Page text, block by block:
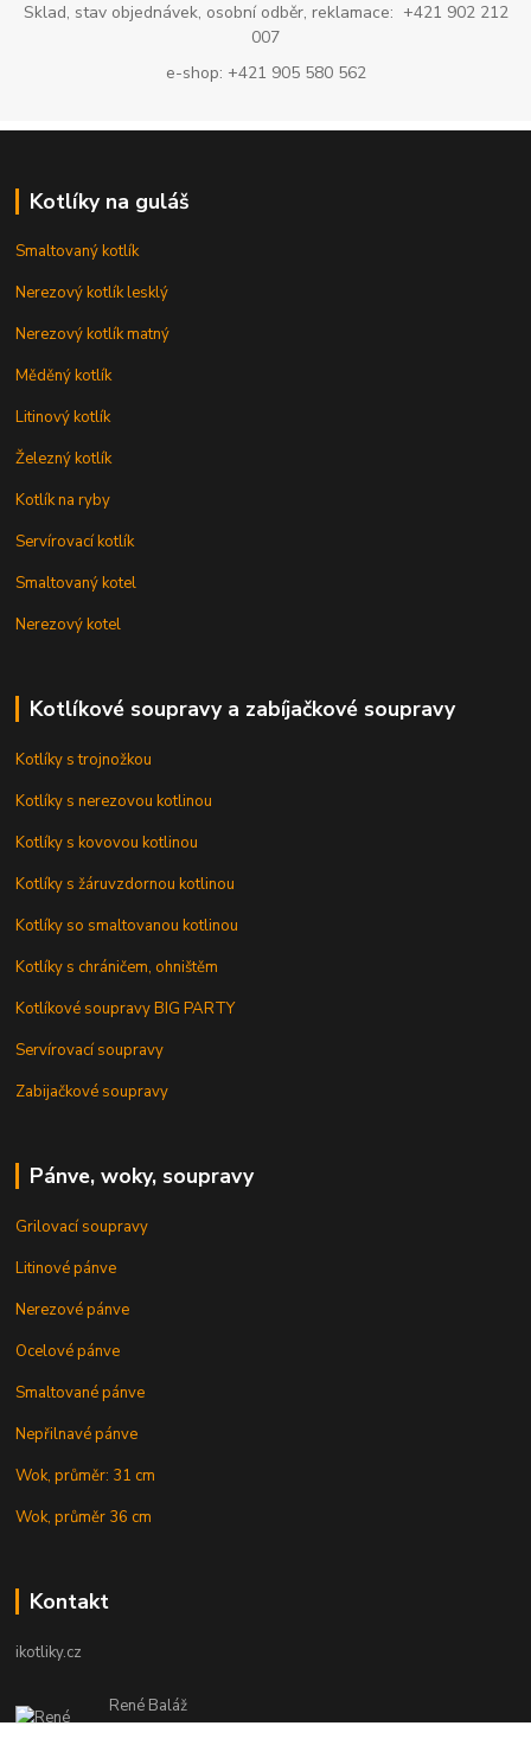
Sklad, stav objednávek, osobní odběr, reklamace: +421 902 212
007
e-shop: +421 905 580 562
Kotlíky na guláš
Smaltovaný kotlík
Nerezový kotlík lesklý
Nerezový kotlík matný
Měděný kotlík
Litinový kotlík
Železný kotlík
Kotlík na ryby
Servírovací kotlík
Smaltovaný kotel
Nerezový kotel
Kotlíkové soupravy a zabíjačkové soupravy
Kotlíky s trojnožkou
Kotlíky s nerezovou kotlinou
Kotlíky s kovovou kotlinou
Kotlíky s žáruvzdornou kotlinou
Kotlíky so smaltovanou kotlinou
Kotlíky s chráničem, ohništěm
Kotlíkové soupravy BIG PARTY
Servírovací soupravy
Zabijačkové soupravy
Pánve, woky, soupravy
Grilovací soupravy
Litinové pánve
Nerezové pánve
Ocelové pánve
Smaltované pánve
Nepřilnavé pánve
Wok, průměr: 31 cm
Wok, průměr 36 cm
Kontakt
ikotliky.cz
René Baláž
Eshop: +421 902 212 007